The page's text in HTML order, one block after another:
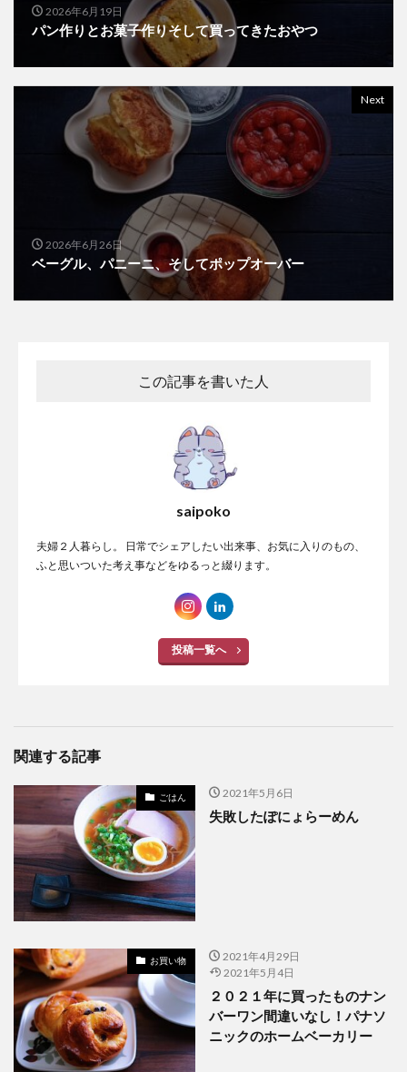
2026年6月19日
パン作りとお菓子作りそして買ってきたおやつ
Next
2026年6月26日
ベーグル、パニーニ、そしてポップオーバー
この記事を書いた人
saipoko
夫婦２人暮らし。 日常でシェアしたい出来事、お気に入りのもの、
ふと思いついた考え事などをゆるっと綴ります。
投稿一覧へ
関連する記事
ごはん 2021年5月6日
失敗したぽにょらーめん
お買い物
2021年4月29日
2021年5月4日
２０２１年に買ったものナン
バーワン間違いなし！パナソ
ニックのホームベーカリー